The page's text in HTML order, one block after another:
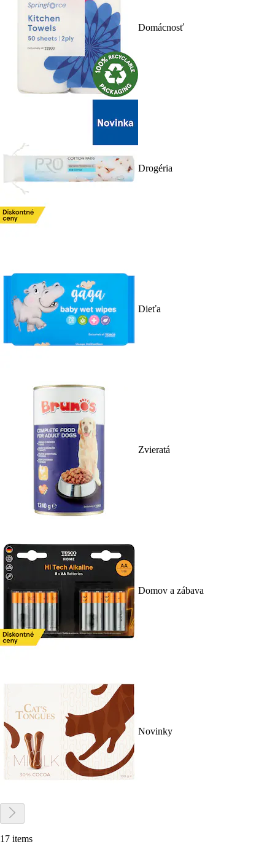
Domácnosť
Drogéria
Dieťa
Zvieratá
Domov a zábava
Novinky
17 items